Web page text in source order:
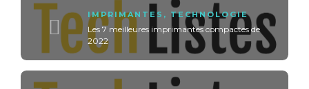
IMPRIMANTES , TECHNOLOGIE
Les 7 meilleures imprimantes compactes de
2022